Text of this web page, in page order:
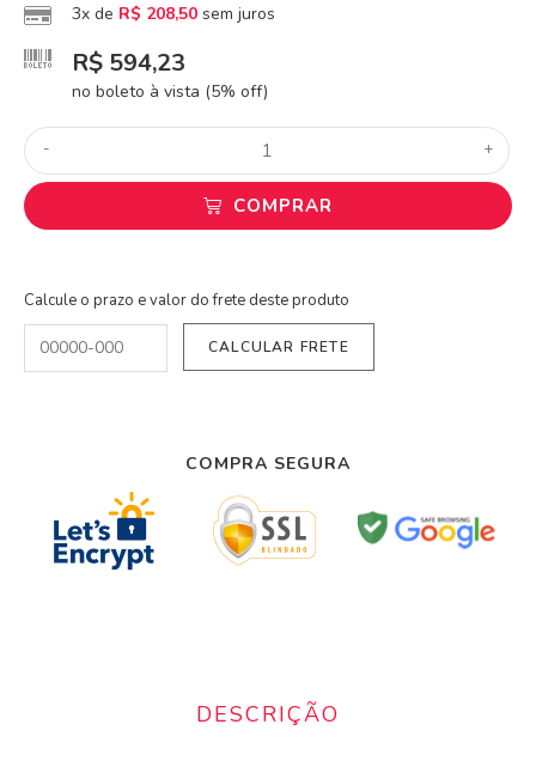
3x de R$ 208,50 sem juros
R$ 594,23
no boleto à vista (5% off)
- +
COMPRAR
Calcule o prazo e valor do frete deste produto
COMPRA SEGURA
DESCRIÇÃO